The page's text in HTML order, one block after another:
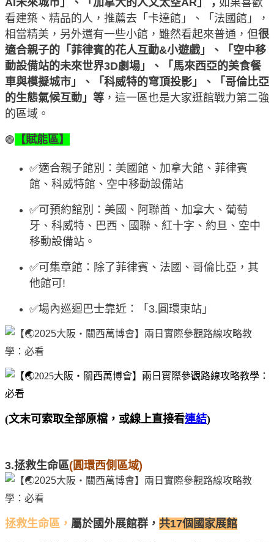
看建築、精品的人，推薦去「卡達館」、「法國館」，
相當精美，另外還有一些小館，雖然看起來普通，但很
適合親子的「菲律賓的花人互動&小遊戲」、「空中移
動設備站的未來世界3D劇場」、「馬來西亞的美食餐
車與模擬城市」、「科威特的穹頂投影」、「哥倫比亞
的生態氣候互動」等 ，這一區也是大家逛館戰力第二強
的區域。
🟢 【賦能區】
✅適合親子館別：美國館、加拿大館、菲律賓
館、科威特館、空中移動設備站
✅可預約館別：美國、阿聯酋、加拿大、葡萄
牙、科威特、巴西、國聯、紅十字、約旦、空中
移動設備站。
✅可集章館：除了菲律賓、法國、哥倫比亞，其
他館可!
✅場內巡迴巴士靠近：「3.圓環東站」
(文末可索取全部原檔，或線上直接看連結)
3.拯救生命區(圓環西側區域)
拯救生命區， 屬於國外展館群， 共17個國家展館